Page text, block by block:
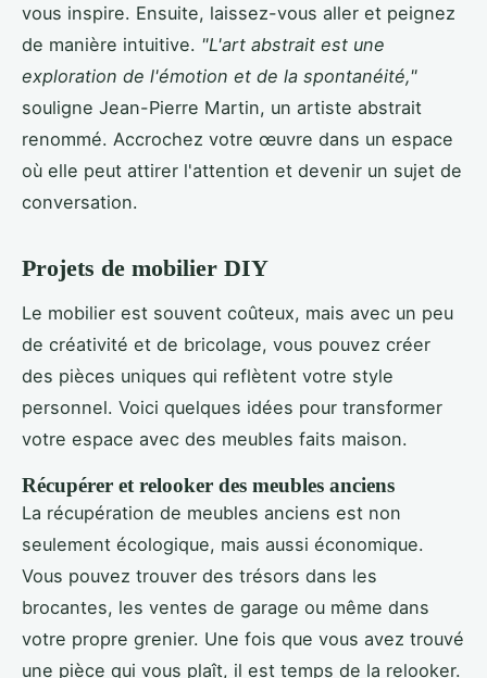
vous inspire. Ensuite, laissez-vous aller et peignez
de manière intuitive. "L'art abstrait est une
exploration de l'émotion et de la spontanéité,"
souligne Jean-Pierre Martin, un artiste abstrait
renommé. Accrochez votre œuvre dans un espace
où elle peut attirer l'attention et devenir un sujet de
conversation.
Projets de mobilier DIY
Le mobilier est souvent coûteux, mais avec un peu
de créativité et de bricolage, vous pouvez créer
des pièces uniques qui reflètent votre style
personnel. Voici quelques idées pour transformer
votre espace avec des meubles faits maison.
Récupérer et relooker des meubles anciens
La récupération de meubles anciens est non
seulement écologique, mais aussi économique.
Vous pouvez trouver des trésors dans les
brocantes, les ventes de garage ou même dans
votre propre grenier. Une fois que vous avez trouvé
une pièce qui vous plaît, il est temps de la relooker.